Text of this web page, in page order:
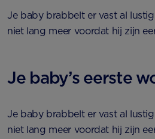
Je baby brabbelt er vast al
niet lang meer voordat hij zijn
Je baby’s eerste
Je baby brabbelt er vast al
niet lang meer voordat hij zijn